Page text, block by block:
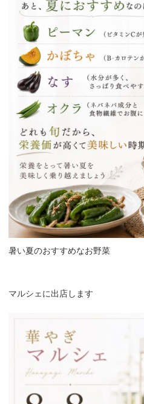
暑い夏のおすすめなお野菜
マルシェに出店します